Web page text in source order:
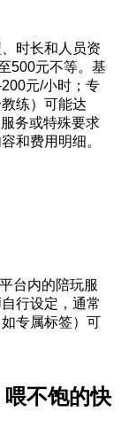
时长和人员资
500元不等。基
元/小时；专
练）可能达
务或特殊要求
和费用明细。
台内的陪玩服
行设定，通常
专属标签）可
喂不饱的快